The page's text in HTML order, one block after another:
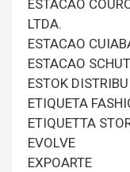
ESTACAO
LTDA.
ESTACAO
ESTACAO
ESTOK
ETIQUETA
ETIQUETTA
EVOLVE
EXPOARTE